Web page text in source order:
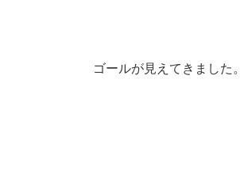
ゴールが見えてきました。